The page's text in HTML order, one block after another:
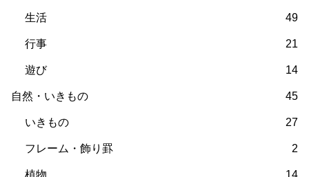
生活 49
行事 21
遊び 14
自然・いきもの 45
いきもの 27
フレーム・飾り罫 2